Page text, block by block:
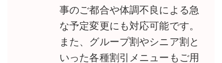
事のご都合や体調不良による急
な予定変更にも対応可能です。
また、グループ割やシニア割と
いった各種割引メニューもご用